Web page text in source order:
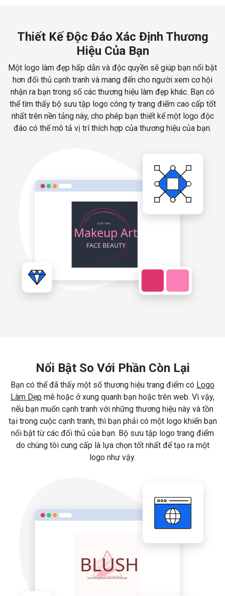
Thiết Kế Độc Đáo Xác Định Thương
Hiệu Của Bạn
Một logo làm đẹp hấp dẫn và độc quyền sẽ giúp bạn nổi bật
hơn đối thủ cạnh tranh và mang đến cho người xem cơ hội
nhận ra bạn trong số các thương hiệu làm đẹp khác. Bạn có
thể tìm thấy bộ sưu tập logo công ty trang điểm cao cấp tốt
nhất trên nền tảng này, cho phép bạn thiết kế một logo độc
đáo có thể mô tả vị trí thích hợp của thương hiệu của bạn.
Nổi Bật So Với Phần Còn Lại
Bạn có thể đã thấy một số thương hiệu trang điểm có Logo
Làm Dẹp mê hoặc ở xung quanh bạn hoặc trên web. Vì vậy,
nếu bạn muốn cạnh tranh với những thương hiệu này và tồn
tại trong cuộc cạnh tranh, thì bạn phải có một logo khiến bạn
nổi bật từ các đối thủ của bạn. Bộ sưu tập logo trang điểm
do chúng tôi cung cấp là lựa chọn tốt nhất để tạo ra một
logo như vậy.